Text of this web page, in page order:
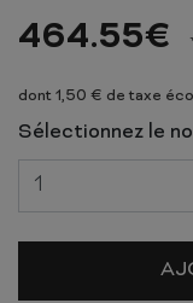
464.55€
dont 1,50 € de taxe
Sélectionnez le